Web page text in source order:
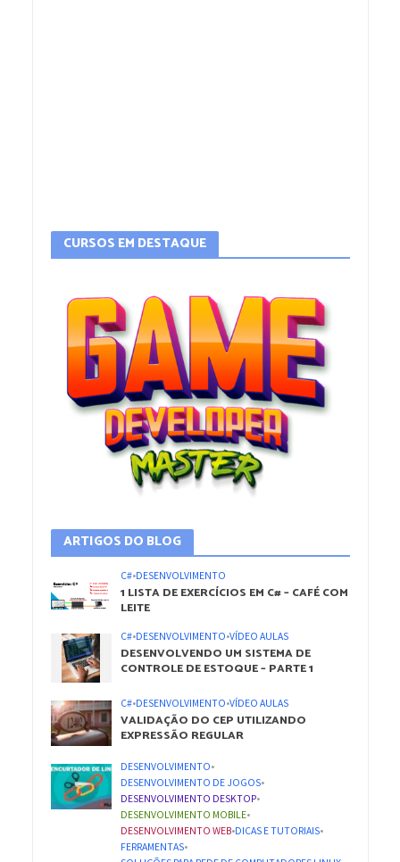
CURSOS EM DESTAQUE
ARTIGOS DO BLOG
C#•DESENVOLVIMENTO
1 LISTA DE EXERCÍCIOS EM C# – CAFÉ COM
LEITE
C#•DESENVOLVIMENTO•VÍDEO AULAS
DESENVOLVENDO UM SISTEMA DE
CONTROLE DE ESTOQUE – PARTE 1
C#•DESENVOLVIMENTO•VÍDEO AULAS
VALIDAÇÃO DO CEP UTILIZANDO
EXPRESSÃO REGULAR
DESENVOLVIMENTO•
DESENVOLVIMENTO DE JOGOS•
DESENVOLVIMENTO DESKTOP•
DESENVOLVIMENTO MOBILE•
DESENVOLVIMENTO WEB•DICAS E TUTORIAIS•
FERRAMENTAS•